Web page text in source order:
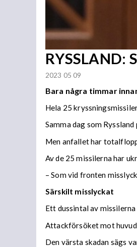
2023 05 09
Bara några timmar
Hela 25
Samma dag som
Men anfallet har
Av de 25 missilerna har
– Som vid fronten
Särskilt misslyckat
Ett dussintal av
Attackförsöket mot
Den värsta skadan sägs